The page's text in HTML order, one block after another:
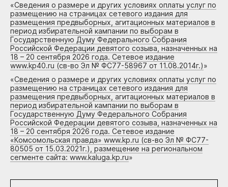
«Сведения о размере и других условиях оплаты услуг по
размещению на страницах сетевого издания для
размещения предвыборных, агитационных материалов в
период избирательной кампании по выборам в
Государственную Думу Федерального Собрания
Российской Федерации девятого созыва, назначенных на
18 – 20 сентября 2026 года. Сетевое издание
www.kp40.ru (св-во Эл № ФС77-58967 от 11.08.2014г.)»
«Сведения о размере и других условиях оплаты услуг по
размещению на страницах сетевого издания для
размещения предвыборных, агитационных материалов в
период избирательной кампании по выборам в
Государственную Думу Федерального Собрания
Российской Федерации девятого созыва, назначенных на
18 – 20 сентября 2026 года. Сетевое издание
«Комсомольская правда» www.kp.ru (св-во Эл № ФС77-
80505 от 15.03.2021г.), размещение на региональном
сегменте сайта: www.kaluga.kp.ru»